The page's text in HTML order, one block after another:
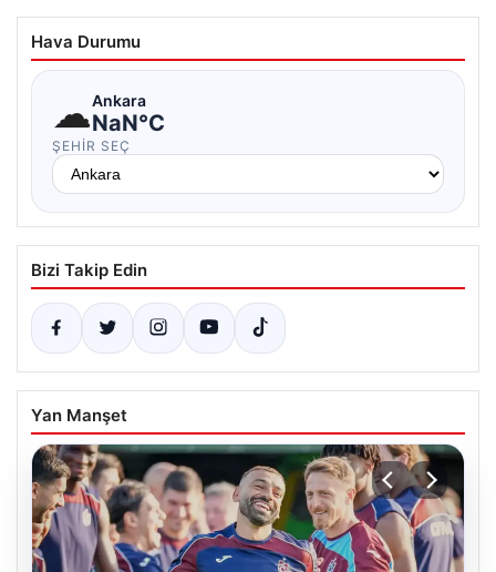
Hava Durumu
☁Ankara
NaN°C
ŞEHIR SEÇ
Bizi Takip Edin
Yan Manşet